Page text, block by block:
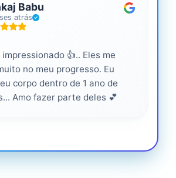
Babu
atrás
👍.. Eles me
no meu progresso. Eu
corpo dentro de 1 ano de
Amo fazer parte deles 💕